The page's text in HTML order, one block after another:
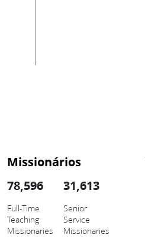
Missionários
78,596
Full-Time
Teaching
Missionaries
31,613
Senior
Service
Missionaries